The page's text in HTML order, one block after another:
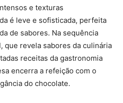
e texturas
é leve e sofisticada, perfeita
de sabores. Na sequência
que revela sabores da culinária
receitas da gastronomia
encerra a refeição com o
do chocolate.